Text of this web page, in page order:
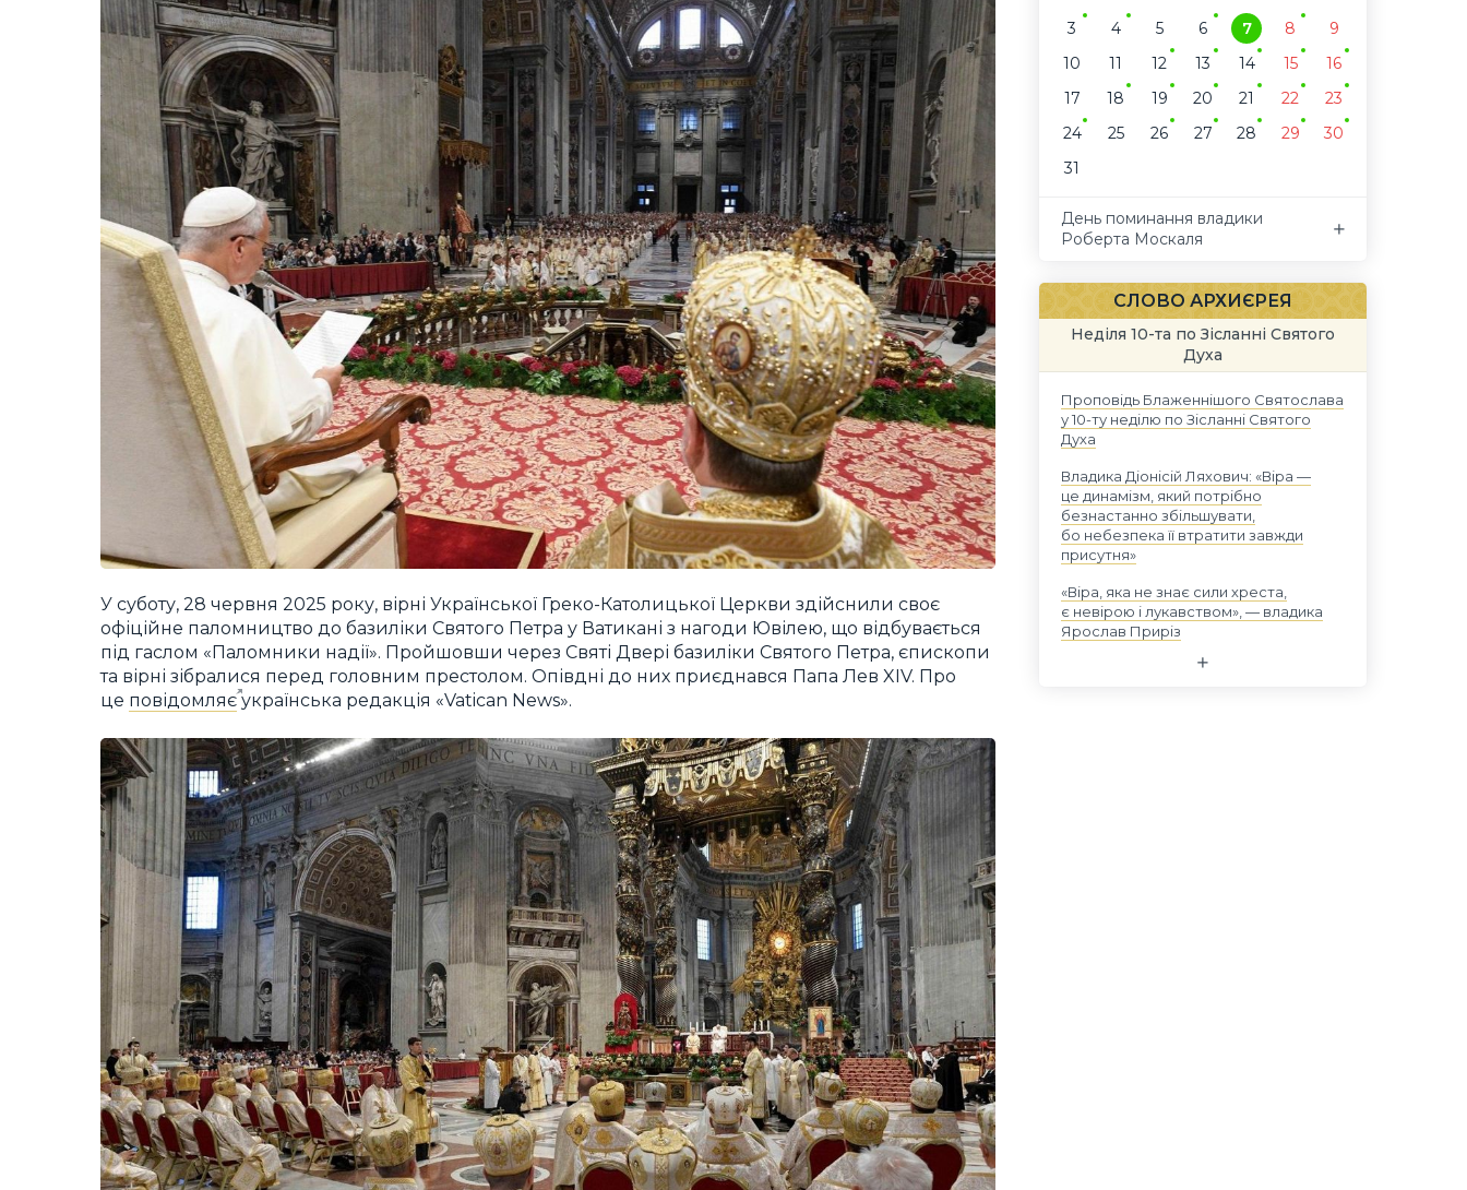
У суботу, 28 червня 2025 року, вірні Української Греко-Католицької Церкви здійснили своє
офіційне паломництво до базиліки Святого Петра у Ватикані з нагоди Ювілею, що відбувається
під гаслом «Паломники надії». Пройшовши через Святі Двері базиліки Святого Петра, єпископи
та вірні зібралися перед головним престолом. Опівдні до них приєднався Папа Лев XIV. Про
це повідомляєукраїнська редакція «Vatican News».
3
4 5 6 7 8
9
10
11 12 13 14 15
16
17
18 19 20 21 22
23
24
25 26 27 28 29
30
31
День поминання владики
Роберта Москаля
СЛОВО АРХИЄРЕЯ
Неділя 10-та по Зісланні Святого
Духа
Проповідь Блаженнішого Святослава
у 10-ту неділю по Зісланні Святого
Духа
Владика Діонісій Ляхович: «Віра —
це динамізм, який потрібно
безнастанно збільшувати,
бо небезпека її втратити завжди
присутня»
«Віра, яка не знає сили хреста,
є невірою і лукавством», — владика
Ярослав Приріз